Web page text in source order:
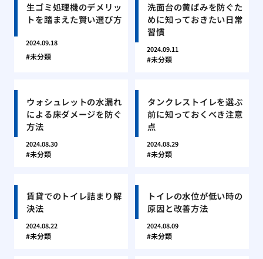
生ゴミ処理機のデメリッ
トを踏まえた賢い選び方
2024.09.18
未分類
洗面台の黄ばみを防ぐた
めに知っておきたい日常
習慣
2024.09.11
未分類
ウォシュレットの水漏れ
による床ダメージを防ぐ
方法
2024.08.30
未分類
タンクレストイレを選ぶ
前に知っておくべき注意
点
2024.08.29
未分類
賃貸でのトイレ詰まり解
決法
2024.08.22
未分類
トイレの水位が低い時の
原因と改善方法
2024.08.09
未分類